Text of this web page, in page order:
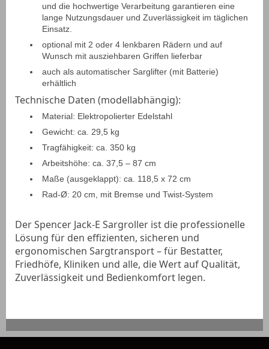
und die hochwertige Verarbeitung garantieren eine
lange Nutzungsdauer und Zuverlässigkeit im täglichen
Einsatz
optional mit 2 oder 4 lenkbaren Rädern und auf
Wunsch mit ausziehbaren Griffen lieferbar
auch als automatischer Sarglifter (mit Batterie)
erhältlich
Technische Daten (modellabhängig):
Material: Elektropolierter Edelstahl
Gewicht: ca. 29,5 kg
Tragfähigkeit: ca. 350 kg
Arbeitshöhe: ca. 37,5 – 87 cm
Maße (ausgeklappt): ca. 118,5 x 72 cm
Rad-Ø: 20 cm, mit Bremse und Twist-System
Der Spencer Jack-E Sargroller ist die professionelle
Lösung für den effizienten, sicheren und
ergonomischen Sargtransport – für Bestatter,
Friedhöfe, Kliniken und alle, die Wert auf Qualität,
Zuverlässigkeit und Bedienkomfort legen.